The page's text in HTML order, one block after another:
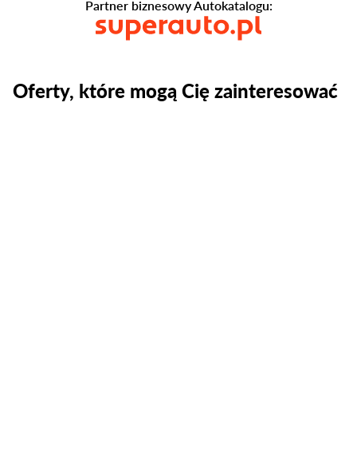
Oferty, które mogą Cię zainteresować
Partner biznesowy Autokatalogu: